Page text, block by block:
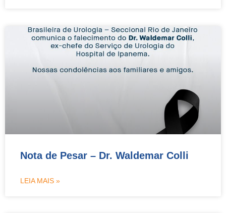
Nota de Pesar – Dr. Waldemar Colli
LEIA MAIS »